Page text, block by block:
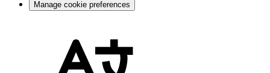
Manage cookie preferences